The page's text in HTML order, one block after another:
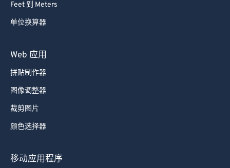
Feet 到 Meters
单位换算器
Web 应用
拼贴制作器
图像调整器
裁剪图片
颜色选择器
移动应用程序